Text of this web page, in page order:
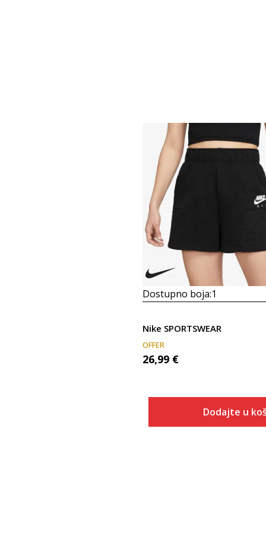
Dostupno boja:1
Nike SPORTSWEAR
OFFER
26,99 €
Dodajte u